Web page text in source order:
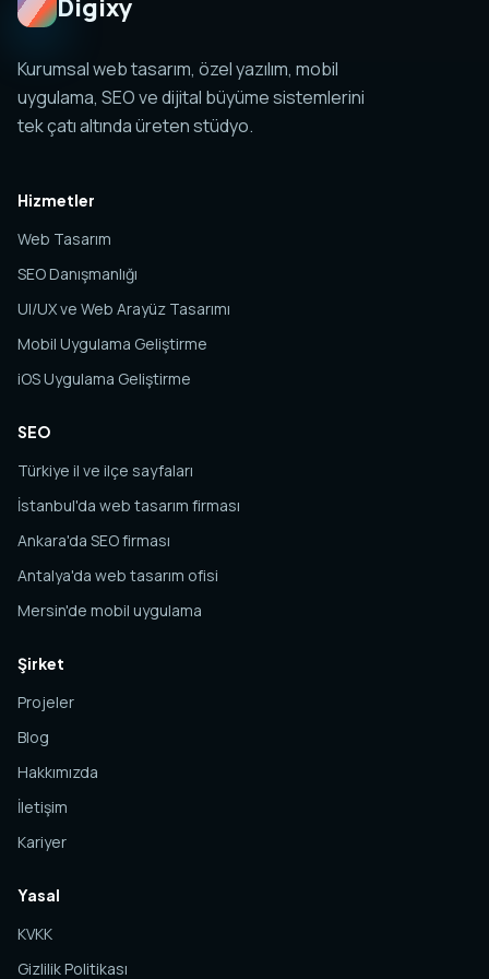
Digixy
Kurumsal web tasarım, özel yazılım, mobil
uygulama, SEO ve dijital büyüme sistemlerini
tek çatı altında üreten stüdyo.
Hizmetler
Web Tasarım
SEO Danışmanlığı
UI/UX ve Web Arayüz Tasarımı
Mobil Uygulama Geliştirme
iOS Uygulama Geliştirme
SEO
Türkiye il ve ilçe sayfaları
İstanbul'da web tasarım firması
Ankara'da SEO firması
Antalya'da web tasarım ofisi
Mersin'de mobil uygulama
Şirket
Projeler
Blog
Hakkımızda
İletişim
Kariyer
Yasal
KVKK
Gizlilik Politikası